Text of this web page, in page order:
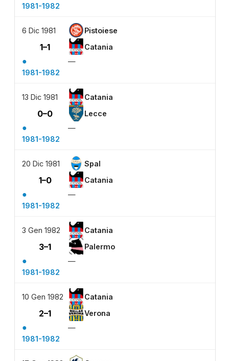
1981-1982
6 Dic 1981 Pistoiese
1–1 Catania
●
—
1981-1982
13 Dic 1981 Catania
0–0 Lecce
●
—
1981-1982
20 Dic 1981 Spal
1–0 Catania
●
—
1981-1982
3 Gen 1982 Catania
3–1 Palermo
●
—
1981-1982
10 Gen 1982 Catania
2–1 Verona
●
—
1981-1982